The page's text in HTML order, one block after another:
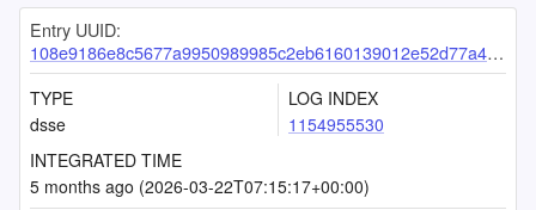
Entry UUID:
108e9186e8c5677a9950989985c2eb6160139012e52d77a4dca3197ccbe77f17d2bc8cecb06a4dbf
TYPE
dsse
LOG INDEX
1154955530
INTEGRATED TIME
5 months ago (2026-03-22T07:15:17+00:00)